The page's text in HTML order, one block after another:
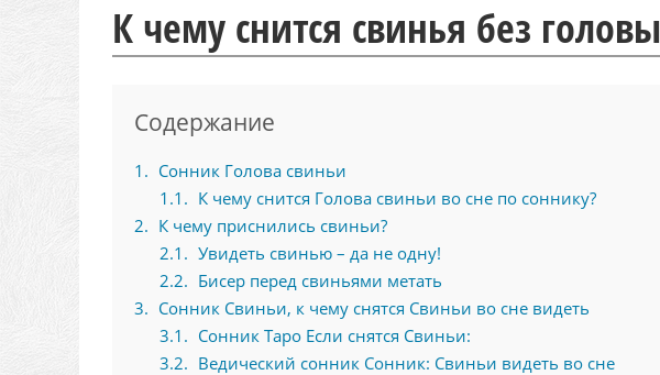
К чему снится свинья без головы
Содержание
1
Сонник Голова свиньи
1.1
К чему снится Голова свиньи во сне по соннику?
2
К чему приснились свиньи?
2.1
Увидеть свинью – да не одну!
2.2
Бисер перед свиньями метать
3
Сонник Свиньи, к чему снятся Свиньи во сне видеть
3.1
Сонник Таро Если снятся Свиньи:
3.2
Ведический сонник Сонник: Свиньи видеть во сне